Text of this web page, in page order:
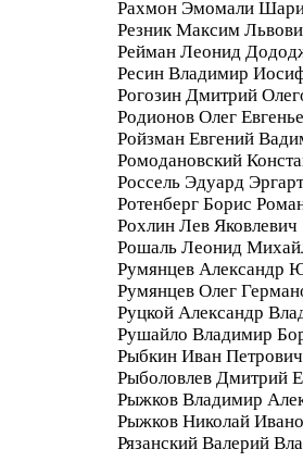
Рахмон Эмомали
Резник Максим
Рейман Леонид
Ресин Владимир
Рогозин Дмитрий
Родионов Олег
Ройзман Евгений
Ромодановский
Россель Эдуард
Ротенберг Борис
Рохлин Лев Яковлевич
Рошаль Леонид
Румянцев Александр
Румянцев Олег
Руцкой Александр
Рушайло Владимир
Рыбкин Иван Петрович
Рыболовлев Дмитрий
Рыжков Владимир
Рыжков Николай
Рязанский Валерий